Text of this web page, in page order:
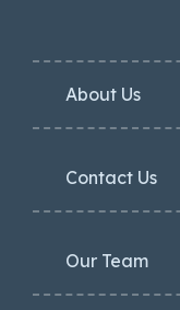
About Us
Contact Us
Our Team